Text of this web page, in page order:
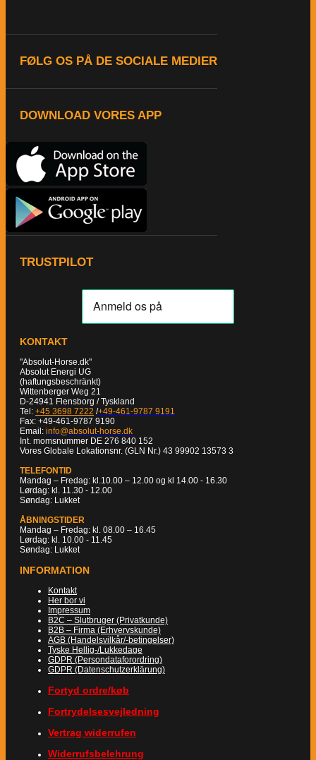
FØLG OS PÅ DE SOCIALE MEDIER
DOWNLOAD VORES APP
TRUSTPILOT
KONTAKT
"Absolut-Horse.dk"
Absolut Energi UG
(haftungsbeschränkt)
Wittenberger Weg 21
D-24941 Flensborg / Tyskland
Tel: +45 3698 7222 /+49-461-9787 9191
Fax: +49-461-9787 9190
Email: info@absolut-horse.dk
Int. momsnummer DE 276 840 152
Vores Globale Lokationsnr. (GLN Nr.) 43 99902 13573 3
TELEFONTID
Mandag – Fredag: kl.10.00 – 12.00 og kl 14.00 - 16.30
Lørdag: kl. 11.30 - 12.00
Søndag: Lukket
ÅBNINGSTIDER
Mandag – Fredag: kl. 08.00 – 16.45
Lørdag: kl. 10.00 - 11.45
Søndag: Lukket
INFORMATION
Kontakt
Her bor vi
Impressum
B2C – Slutbruger (Privatkunde)
B2B – Firma (Erhvervskunde)
AGB (Handelsvilkår/-betingelser)
Tyske Hellig-/Lukkedage
GDPR (Persondataforordring)
GDPR (Datenschutzerklärung)
Fortyd ordre/køb
Fortrydelsesvejledning
Vertrag widerrufen
Widerrufsbelehrung